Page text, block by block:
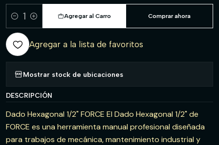
Cantidad
Agregar al Carro Comprar ahora
Agregar a la lista de favoritos
Mostrar stock de ubicaciones
DESCRIPCIÓN
Dado Hexagonal 1/2" FORCE El Dado Hexagonal 1/2" de
FORCE es una herramienta manual profesional diseñada
para trabajos de mecánica, mantenimiento industrial y